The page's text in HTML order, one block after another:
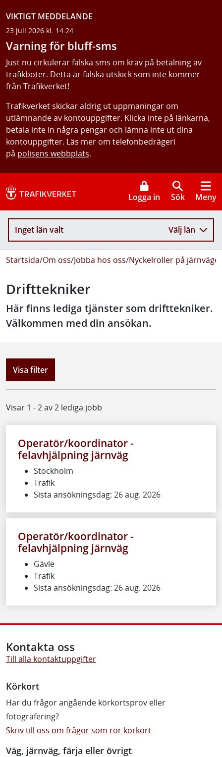
VIKTIGT MEDDELANDE
23 juli 2026 kl. 14:24
Varning för bluff-sms
Just nu cirkulerar falska sms om krav på betalning av
trafikböter. Detta är falska utskick som inte kommer
från Trafikverket!
Trafikverket skickar aldrig ut uppmaningar om
utlämnande av kontouppgifter. Klicka inte på länkarna,
betala inte in några pengar och lämna inte ut dina
kontouppgifter. Läs mer om telefonbedrägeri
på polisens webbplats.
Logga in Sök Meny
Inget län valt Välj län
Startsida/Om oss/Jobba hos oss/Nyckelroller på
Drifttekniker
Här finns lediga tjänster som drifttekniker.
Välkommen med din ansökan.
Visa filter
Visar 1 - 2 av 2 lediga jobb
Operatör/koordinator -
felavhjälpning järnväg
Stockholm
Trafik
Sista ansökningsdag: 26 aug. 2026
Operatör/koordinator -
felavhjälpning järnväg
Gävle
Trafik
Sista ansökningsdag: 26 aug. 2026
Kontakta oss
Till alla kontaktuppgifter
Körkort
Har du frågor angående körkortsprov eller
fotografering?
Skriv till oss om frågor som rör körkort
Väg, järnväg, färja eller övrigt